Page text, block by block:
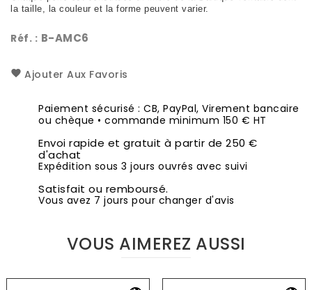
la taille, la couleur et la forme peuvent varier.
Réf. : B-AMC6
Ajouter Aux Favoris
Paiement sécurisé : CB, PayPal, Virement bancaire
ou chèque • commande minimum 150 € HT
Envoi rapide et gratuit à partir de 250 €
d'achat
Expédition sous 3 jours ouvrés avec suivi
Satisfait ou remboursé.
Vous avez 7 jours pour changer d'avis
VOUS AIMEREZ AUSSI